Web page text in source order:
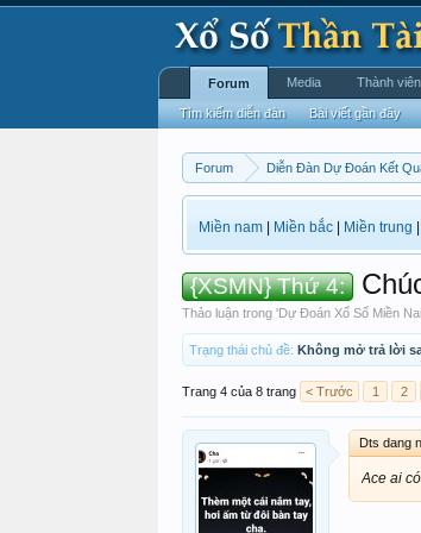
Forum Diễn Đàn Dự Đoán Kết
Miền nam Miền bắc Miền trung
{XSMN} Thứ 4:
Thảo luận trong 'Dự Đoán Xổ Số Miền
Trạng thái chủ đề: Không mở trả lời
Trang 4 của 8 trang < Trước 1 2
Dts dang
Ace ai
Forum
Tìm kiếm diễn đàn Bài viết gần đây
Media Thành viên